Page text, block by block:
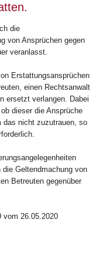
die
von Ansprüchen gegen
veranlasst.
Erstattungsansprüchen
einen Rechtsanwalt
ersetzt verlangen. Dabei
dieser die Ansprüche
das nicht zuzutrauen, so
Geltendmachung von
Betreuten gegenüber
vom 26.05.2020